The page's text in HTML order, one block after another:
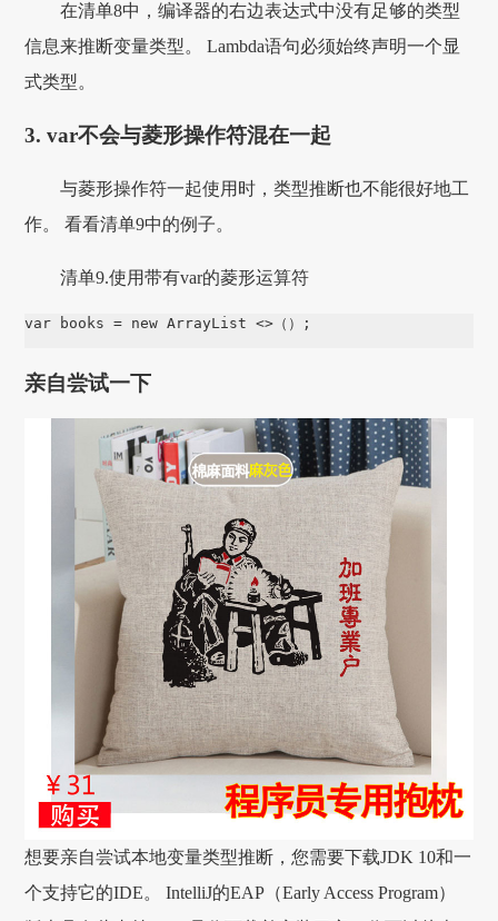
在清单8中，编译器的右边表达式中没有足够的类型
信息来推断变量类型。 Lambda语句必须始终声明一个显
式类型。
3. var不会与菱形操作符混在一起
与菱形操作符一起使用时，类型推断也不能很好地工
作。 看看清单9中的例子。
清单9.使用带有var的菱形运算符
var books = new ArrayList <>（）;
亲自尝试一下
想要亲自尝试本地变量类型推断，您需要下载JDK 10和一
个支持它的IDE。 IntelliJ的EAP（Early Access Program）